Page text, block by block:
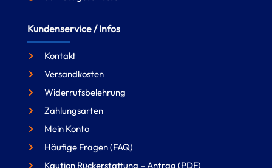
Kundenservice / Infos
Kontakt
Versandkosten
Widerrufsbelehrung
Zahlungsarten
Mein Konto
Häufige Fragen (FAQ)
Kaution Rückerstattung – Antrag (PDF)